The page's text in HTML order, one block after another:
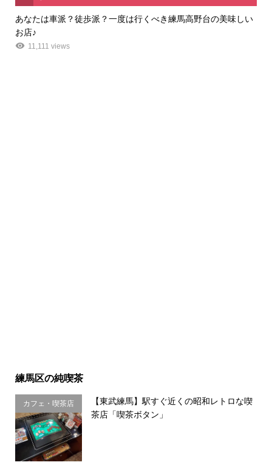
あなたは車派？徒歩派？一度は行くべき練馬高野台の美味しい
お店♪
11,111 views
練馬区の純喫茶
カフェ・喫茶店
【東武練馬】駅すぐ近くの昭和レトロな喫
茶店「喫茶ボタン」